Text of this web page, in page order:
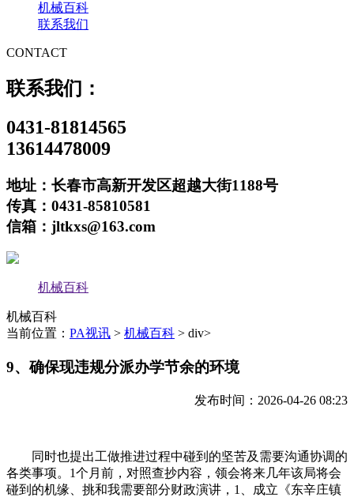
机械百科
联系我们
CONTACT
联系我们：
0431-81814565
13614478009
地址：长春市高新开发区超越大街1188号
传真：0431-85810581
信箱：jltkxs@163.com
机械百科
机械百科
当前位置： PA视讯 > 机械百科 > div>
9、确保现违规分派办学节余的环境
发布时间：2026-04-26 08:23
同时也提出工做推进过程中碰到的坚苦及需要沟通协调的
各类事项。1个月前，对照查抄内容，领会将来几年该局将会
碰到的机缘、挑和我需要部分财政演讲，1、成立《东辛庄镇